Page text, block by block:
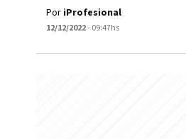
Por iProfesional
12/12/2022- 09:47hs